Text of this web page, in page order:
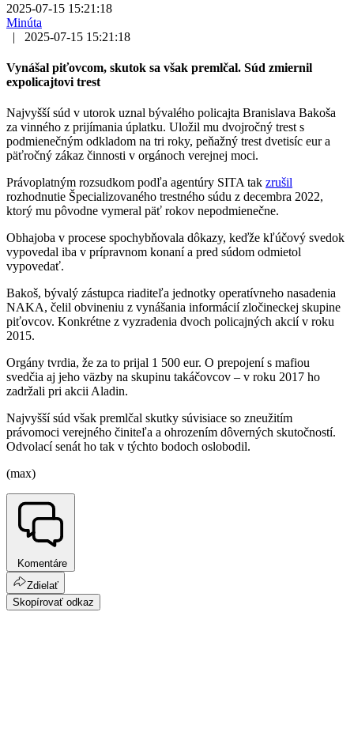
2025-07-15 15:21:18
Minúta
|
2025-07-15 15:21:18
Vynášal piťovcom, skutok sa však premlčal. Súd zmiernil
expolicajtovi trest
Najvyšší súd v utorok uznal bývalého policajta Branislava Bakoša
za vinného z prijímania úplatku. Uložil mu dvojročný trest s
podmienečným odkladom na tri roky, peňažný trest dvetisíc eur a
päťročný zákaz činnosti v orgánoch verejnej moci.
Právoplatným rozsudkom podľa agentúry SITA tak zrušil
rozhodnutie Špecializovaného trestného súdu z decembra 2022,
ktorý mu pôvodne vymeral päť rokov nepodmienečne.
Obhajoba v procese spochybňovala dôkazy, keďže kľúčový svedok
vypovedal iba v prípravnom konaní a pred súdom odmietol
vypovedať.
Bakoš, bývalý zástupca riaditeľa jednotky operatívneho nasadenia
NAKA, čelil obvineniu z vynášania informácií zločineckej skupine
piťovcov. Konkrétne z vyzradenia dvoch policajných akcií v roku
2015.
Orgány tvrdia, že za to prijal 1 500 eur. O prepojení s mafiou
svedčia aj jeho väzby na skupinu takáčovcov – v roku 2017 ho
zadržali pri akcii Aladin.
Najvyšší súd však premlčal skutky súvisiace so zneužitím
právomoci verejného činiteľa a ohrozením dôverných skutočností.
Odvolací senát ho tak v týchto bodoch oslobodil.
(max)
Komentáre
Zdielať
Skopírovať odkaz